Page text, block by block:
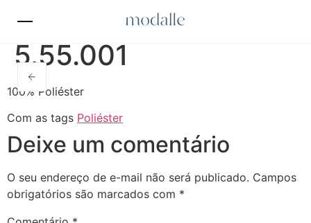
5.55.001
100% Poliéster
Com as tags Poliéster
Deixe um comentário
O seu endereço de e-mail não será publicado. Campos
obrigatórios são marcados com *